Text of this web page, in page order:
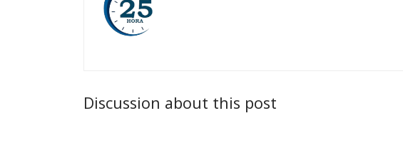
Discussion about this post